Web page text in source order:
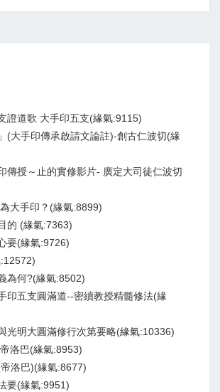
道歌 大手印五支(緣氣:9115)
(大手印傳承啟請文論註)-創古仁波切(緣
傳授～止的實修影片- 廣定大司徒仁波切
大手印？(緣氣:8899)
的 (緣氣:7363)
要(緣氣:9726)
為何?(緣氣:8502)
印五支圓滿道--密續教授精髓修法(緣
光明大圓滿修行次第要略(緣氣:10336)
洛巴(緣氣:8953)
洛巴)(緣氣:8677)
要(緣氣:9951)